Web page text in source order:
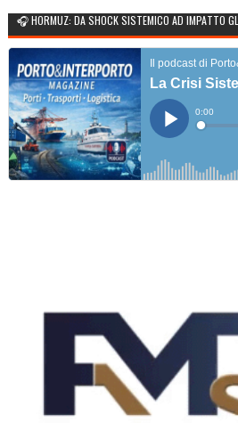
🎧 HORMUZ: DA SHOCK SISTEMICO AD IMPATTO